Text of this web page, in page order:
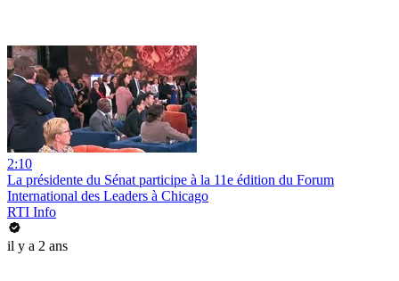
2:10
La présidente du Sénat participe à la 11e édition du Forum
International des Leaders à Chicago
RTI Info
il y a 2 ans